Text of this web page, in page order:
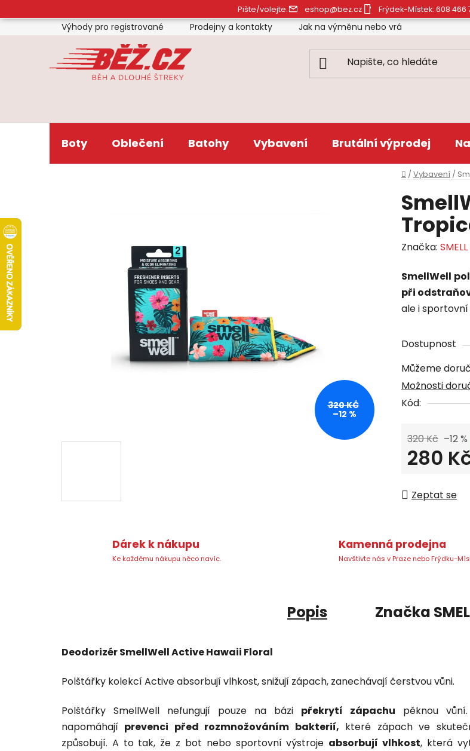
na
obsah
Pište/volejte: eshop@bez.cz Frýdek-Místek: 608 466
Výhody pro registrované Prodejny a kontakty Jak na výměnu nebo vrácení zboží
Boty Oblečení Batohy Vybavení Brutální výprodej
Domů
/ Vybavení /
Značka:
SmellWell
při
ale i
Dostupnost
Můžeme
Možnosti
Kód:
320 Kč –12 %
280
Zeptat se
320 KČ
–12 %
Dárek k nákupu
Ke každému nákupu něco navíc.
Kamenná prodejna
Navštivte nás v Praze nebo Frýdku-
Popis Značka
Deodorizér SmellWell Active Hawaii Floral
Polštářky kolekcí Active absorbují vlhkost, snižují zápach, zanechávají čerstvou vůni.
Polštářky SmellWell nefungují pouze na bázi překrytí zápachu pěknou
napomáhají prevenci před rozmnožováním bakterií, které zápach ve
způsobují. A to tak, že z bot nebo sportovní výstroje absorbují vlhkost, která